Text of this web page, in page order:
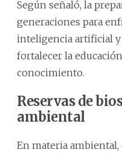
Según señaló, la
generaciones para
inteligencia artificial
fortalecer la
conocimiento.
Reservas de
ambiental
En materia